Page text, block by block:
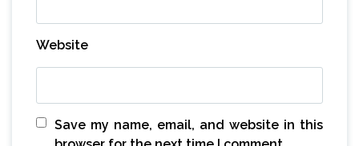
Website
Save my name, email, and website in this